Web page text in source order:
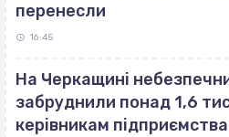
перенесли
16:45
На Черкащині
забруднили понад 1,6
керівникам